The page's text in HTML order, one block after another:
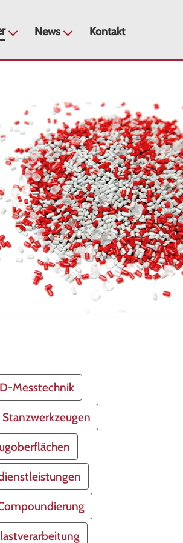
News Kontakt
Messtechnik